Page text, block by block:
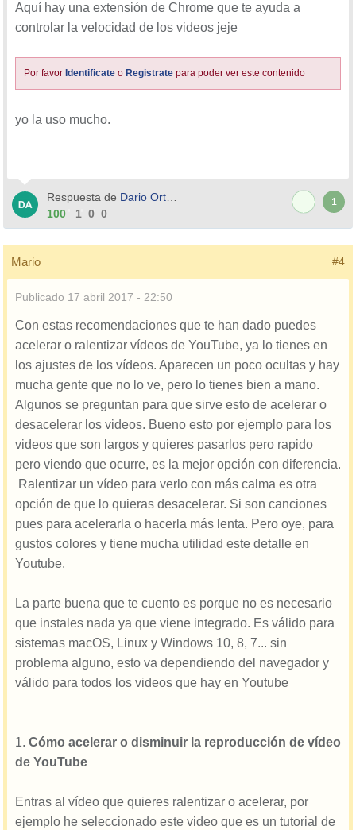
Aquí hay una extensión de Chrome que te ayuda a
controlar la velocidad de los videos jeje
Por favor Identificate o Registrate para poder ver este contenido
yo la uso mucho.
Respuesta de Dario Ortega
100
1 0 0
1
Mario #4
Publicado 17 abril 2017 - 22:50
Con estas recomendaciones que te han dado puedes
acelerar o ralentizar vídeos de YouTube, ya lo tienes en
los ajustes de los vídeos. Aparecen un poco ocultas y hay
mucha gente que no lo ve, pero lo tienes bien a mano.
Algunos se preguntan para que sirve esto de acelerar o
desacelerar los videos. Bueno esto por ejemplo para los
videos que son largos y quieres pasarlos pero rapido
pero viendo que ocurre, es la mejor opción con diferencia.
Ralentizar un vídeo para verlo con más calma es otra
opción de que lo quieras desacelerar. Si son canciones
pues para acelerarla o hacerla más lenta. Pero oye, para
gustos colores y tiene mucha utilidad este detalle en
Youtube.
La parte buena que te cuento es porque no es necesario
que instales nada ya que viene integrado. Es válido para
sistemas macOS, Linux y Windows 10, 8, 7... sin
problema alguno, esto va dependiendo del navegador y
válido para todos los videos que hay en Youtube
1. Cómo acelerar o disminuir la reproducción de vídeo
de YouTube
Entras al vídeo que quieres ralentizar o acelerar, por
ejemplo he seleccionado este video que es un tutorial de